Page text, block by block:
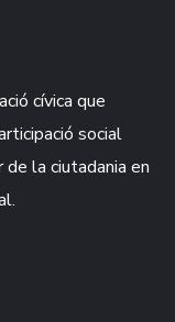
cívica que
social
la ciutadania en